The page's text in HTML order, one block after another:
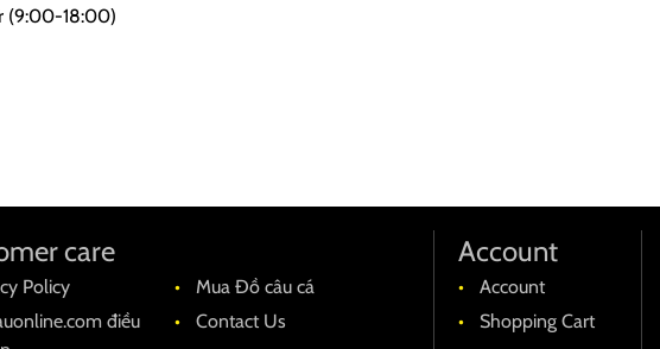
(9:00-18:00)
care
Policy
Mua Đồ câu cá
điều
Contact Us
Account
Account
Shopping Cart